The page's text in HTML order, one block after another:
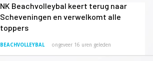
NK Beachvolleybal keert terug naar
Scheveningen en verwelkomt alle
toppers
BEACHVOLLEYBAL ongeveer 16 uren geleden